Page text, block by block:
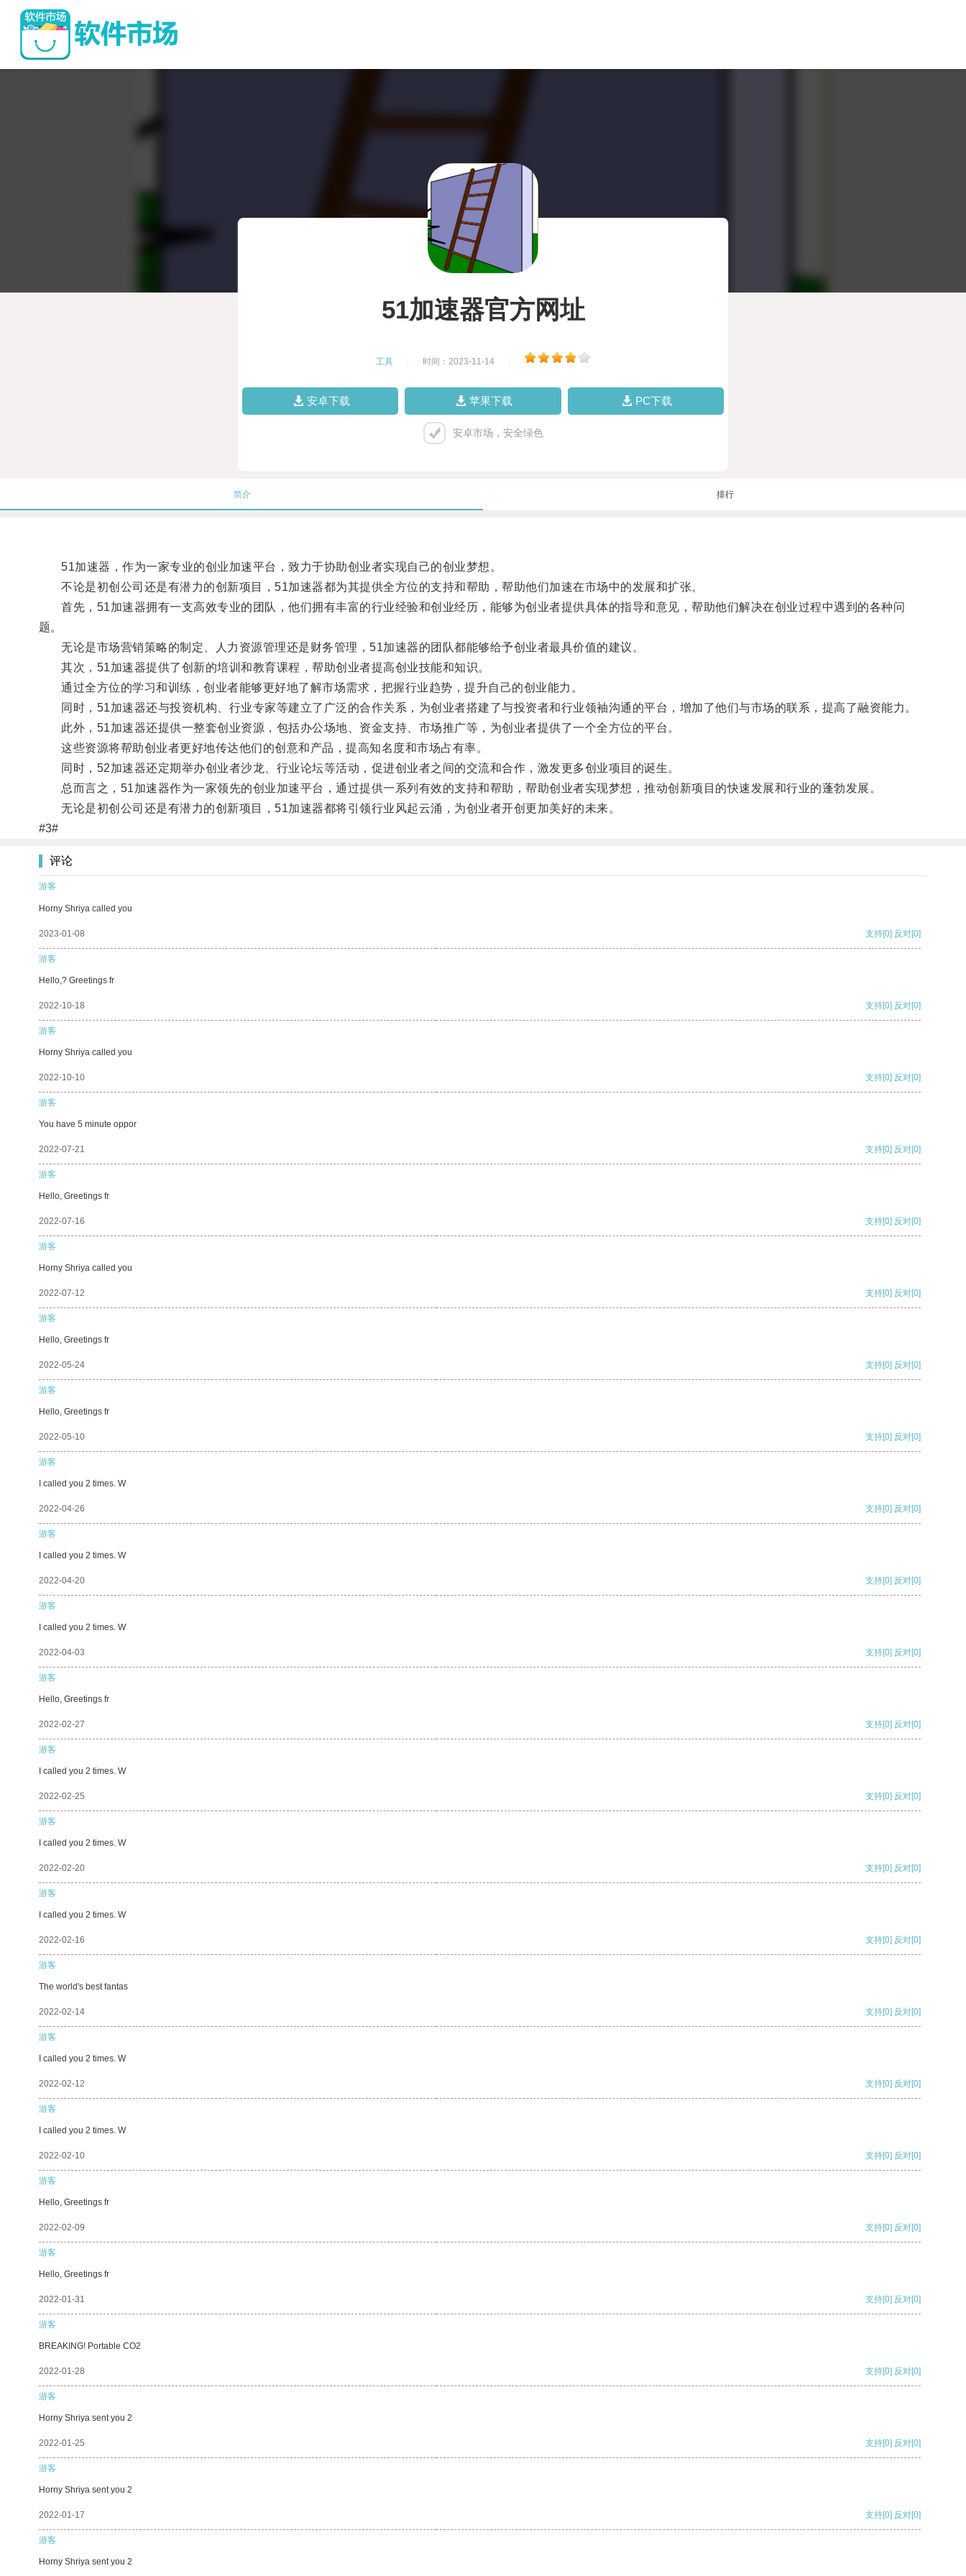
51加速器官方网址
工具 时间：2023-11-14
安卓下载 苹果下载 PC下载
安卓市场，安全绿色
简介 排行
51加速器，作为一家专业的创业加速平台，致力于协助创业者实现自己的创业梦想。
不论是初创公司还是有潜力的创新项目，51加速器都为其提供全方位的支持和帮助，帮助他们加速在市场中的发展和扩张。
首先，51加速器拥有一支高效专业的团队，他们拥有丰富的行业经验和创业经历，能够为创业者提供具体的指导和意见，帮助他们解决在创业过程中遇到的各种问
题。
无论是市场营销策略的制定、人力资源管理还是财务管理，51加速器的团队都能够给予创业者最具价值的建议。
其次，51加速器提供了创新的培训和教育课程，帮助创业者提高创业技能和知识。
通过全方位的学习和训练，创业者能够更好地了解市场需求，把握行业趋势，提升自己的创业能力。
同时，51加速器还与投资机构、行业专家等建立了广泛的合作关系，为创业者搭建了与投资者和行业领袖沟通的平台，增加了他们与市场的联系，提高了融资能力。
此外，51加速器还提供一整套创业资源，包括办公场地、资金支持、市场推广等，为创业者提供了一个全方位的平台。
这些资源将帮助创业者更好地传达他们的创意和产品，提高知名度和市场占有率。
同时，52加速器还定期举办创业者沙龙、行业论坛等活动，促进创业者之间的交流和合作，激发更多创业项目的诞生。
总而言之，51加速器作为一家领先的创业加速平台，通过提供一系列有效的支持和帮助，帮助创业者实现梦想，推动创新项目的快速发展和行业的蓬勃发展。
无论是初创公司还是有潜力的创新项目，51加速器都将引领行业风起云涌，为创业者开创更加美好的未来。
#3#
评论
游客
Horny Shriya called you
2023-01-08 支持[0] 反对[0]
游客
Hello,? Greetings fr
2022-10-18 支持[0] 反对[0]
游客
Horny Shriya called you
2022-10-10 支持[0] 反对[0]
游客
You have 5 minute oppor
2022-07-21 支持[0] 反对[0]
游客
Hello, Greetings fr
2022-07-16 支持[0] 反对[0]
游客
Horny Shriya called you
2022-07-12 支持[0] 反对[0]
游客
Hello, Greetings fr
2022-05-24 支持[0] 反对[0]
游客
Hello, Greetings fr
2022-05-10 支持[0] 反对[0]
游客
I called you 2 times. W
2022-04-26 支持[0] 反对[0]
游客
I called you 2 times. W
2022-04-20 支持[0] 反对[0]
游客
I called you 2 times. W
2022-04-03 支持[0] 反对[0]
游客
Hello, Greetings fr
2022-02-27 支持[0] 反对[0]
游客
I called you 2 times. W
2022-02-25 支持[0] 反对[0]
游客
I called you 2 times. W
2022-02-20 支持[0] 反对[0]
游客
I called you 2 times. W
2022-02-16 支持[0] 反对[0]
游客
The world's best fantas
2022-02-14 支持[0] 反对[0]
游客
I called you 2 times. W
2022-02-12 支持[0] 反对[0]
游客
I called you 2 times. W
2022-02-10 支持[0] 反对[0]
游客
Hello, Greetings fr
2022-02-09 支持[0] 反对[0]
游客
Hello, Greetings fr
2022-01-31 支持[0] 反对[0]
游客
BREAKING! Portable CO2
2022-01-28 支持[0] 反对[0]
游客
Horny Shriya sent you 2
2022-01-25 支持[0] 反对[0]
游客
Horny Shriya sent you 2
2022-01-17 支持[0] 反对[0]
游客
Horny Shriya sent you 2